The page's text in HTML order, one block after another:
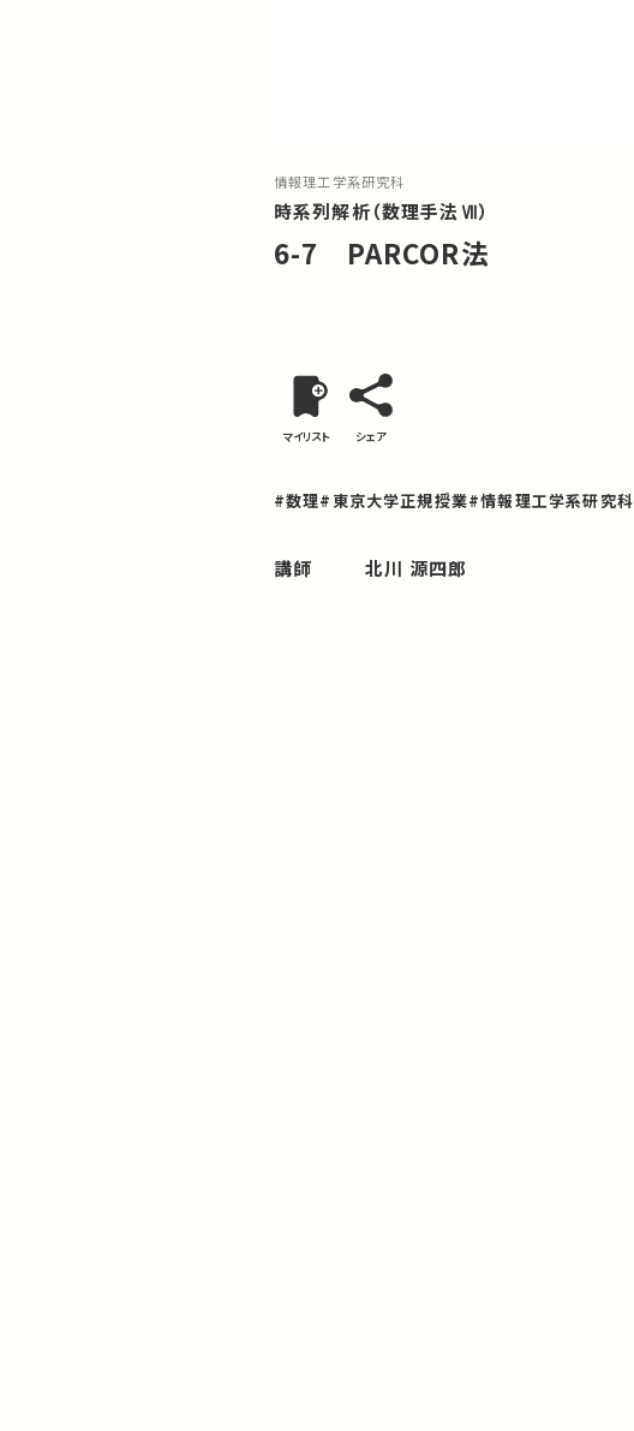
情報理工学系研究科
時系列解析（数理手法Ⅶ）
6-7 PARCOR法
マイリスト シェア
#数理#東京大学正規授業#情報理工学系研究科
講師 北川 源四郎